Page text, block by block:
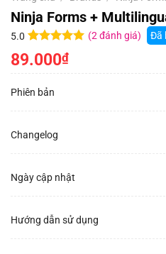
Ninja Forms +
5.0
5.0 trên 5
dựa trên
(2đánh giá) Đã
89.000₫
Phiên bản
Changelog
Ngày cập nhật
Hướng dẫn sử dụng